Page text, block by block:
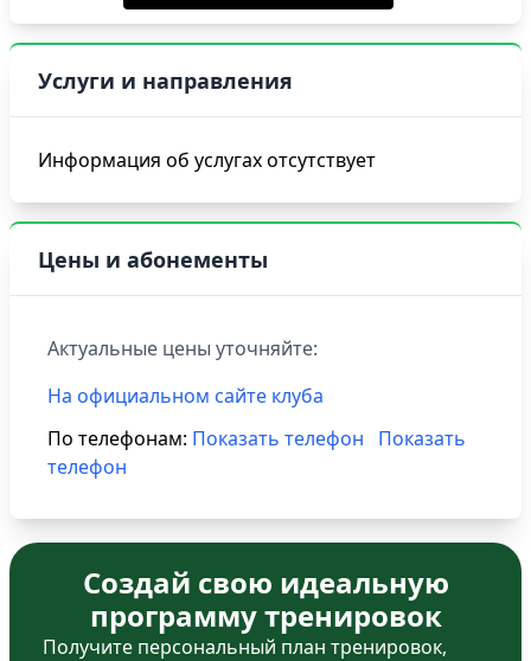
Услуги и направления
Информация об услугах отсутствует
Цены и абонементы
Актуальные цены уточняйте:
На официальном сайте клуба
По телефонам: Показать телефон
Показать
телефон
Создай свою идеальную
программу тренировок
Получите персональный план тренировок,